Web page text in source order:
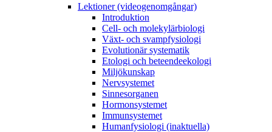
Lektioner (videogenomgångar)
Introduktion
Cell- och molekylärbiologi
Växt- och svampfysiologi
Evolutionär systematik
Etologi och beteendeekologi
Miljökunskap
Nervsystemet
Sinnesorganen
Hormonsystemet
Immunsystemet
Humanfysiologi (inaktuella)